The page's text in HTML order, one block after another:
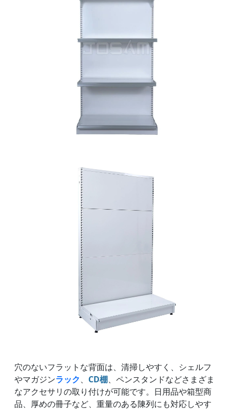
穴のないフラットな背面は、清掃しやすく、シェルフ
やマガジンラック、 CD棚、ペンスタンドなどさまざま
なアクセサリの取り付けが可能です。日用品や箱型商
品、厚めの冊子など、重量のある陳列にも対応しやす